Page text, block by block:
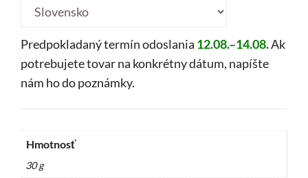
region:
Predpokladaný termín odoslania 12.08.–14.08.Ak
potrebujete tovar na konkrétny dátum, napíšte
nám ho do poznámky.
Hmotnosť
30 g